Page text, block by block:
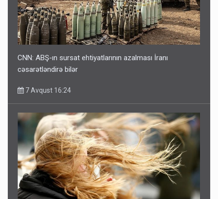
CNN: ABŞ-ın sursat ehtiyatlarının azalması İranı
cəsarətləndirə bilər
7 Avqust 16:24